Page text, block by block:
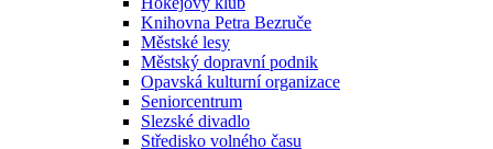
Knihovna Petra Bezruče
Městské lesy
Městský dopravní podnik
Opavská kulturní organizace
Seniorcentrum
Slezské divadlo
Středisko volného času